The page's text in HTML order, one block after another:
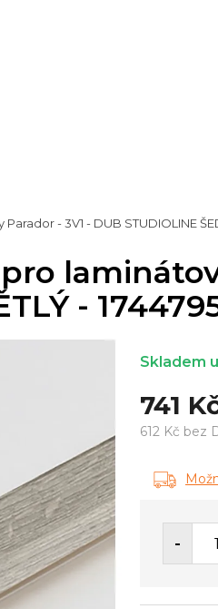
- 3V1 - DUB STUDIOLINE
-
741
612 Kč bez
cena:
Skladem